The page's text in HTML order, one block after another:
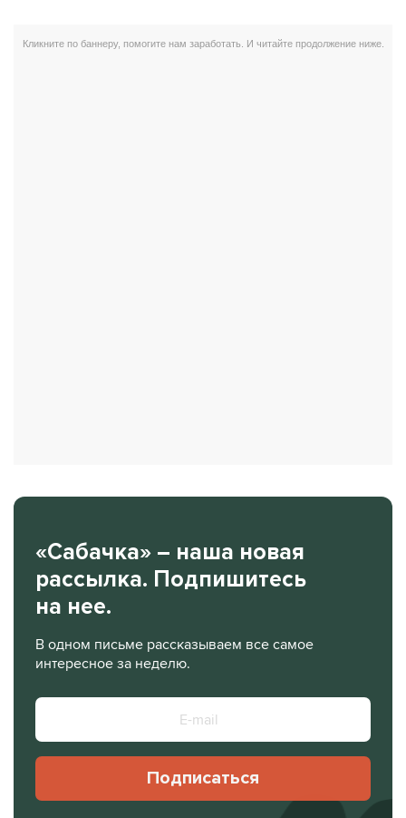
«Сабачка» – наша новая
рассылка. Подпишитесь
на нее.
В одном письме рассказываем все самое
интересное за неделю.
Подписаться